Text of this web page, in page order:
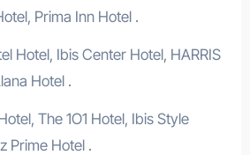
Prima Inn Hotel .
Hotel, Ibis Center Hotel, HARRIS
Hotel .
The 1O1 Hotel, Ibis Style
Prime Hotel .